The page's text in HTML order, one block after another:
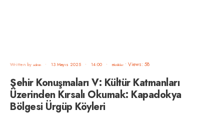
Written by admin • 13 Mayıs 2025 • 14:00 • Etkinlikler • Views: 58
Şehir Konuşmaları V: Kültür Katmanları
Üzerinden Kırsalı Okumak: Kapadokya
Bölgesi Ürgüp Köyleri